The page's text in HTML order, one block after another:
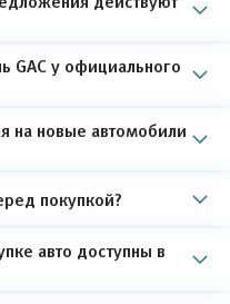
GAC у официального
на новые автомобили
покупкой?
авто доступны в